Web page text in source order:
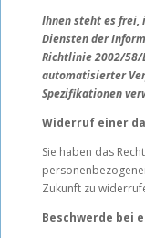
Ihnen steht es frei,
Diensten der
Richtlinie 2002/58/
automatisierter
Spezifikationen
Widerruf einer
Sie haben das
Zukunft zu
Beschwerde bei